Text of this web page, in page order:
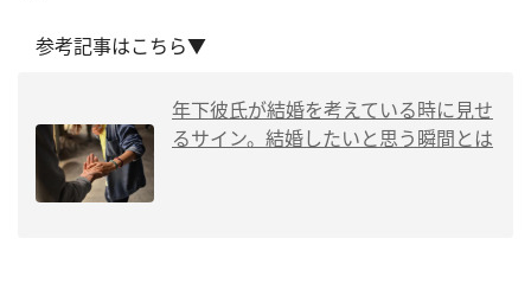
参考記事はこちら▼
年下彼氏が結婚を考えている時に見せ
るサイン。結婚したいと思う瞬間とは